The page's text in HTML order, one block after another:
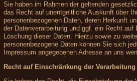
Sie haben im Rahmen der geltenden
das Recht auf unentgeltliche Auskunft über
personenbezogenen Daten, deren Herkunft
der Datenverarbeitung und ggf. ein Recht auf
Löschung dieser Daten. Hierzu sowie zu
personenbezogene Daten können Sie sich
Impressum angegebenen Adresse an uns
Recht auf Einschränkung der Verarbeitung